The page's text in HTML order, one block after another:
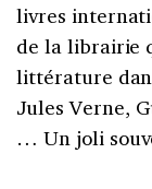
livres
de la librairie
littérature
Jules Verne,
… Un joli